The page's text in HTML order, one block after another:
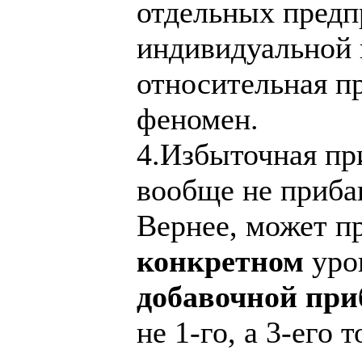
отдельных
относительная
феномен.
4.Избыточная
вообще не
Вернее, может
конкретном
добавочной
не 1-го, а 3-его